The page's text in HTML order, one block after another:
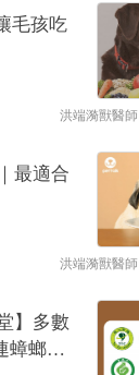
毛孩吃
洪端漪獸醫師
最適合
洪端漪獸醫師
】多數
蟑螂、